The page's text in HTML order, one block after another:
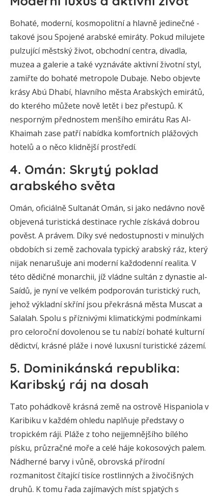
Bohaté, moderní, kosmopolitní a hlavně jedinečné -
takové jsou Spojené arabské emiráty. Pokud milujete
pulzující městský život, obchodní centra, divadla,
muzea a galerie a také vyznáváte aktivní životní styl,
zamiřte do bohaté metropole Dubaje. Nebo objevte
krásy Abú Dhabí, hlavního města Arabských emirátů,
do kterého můžete nově letět i bez přestupů. K
nesporným přednostem menšího emirátu Ras Al-
Khaimah zase patří nabídka komfortních plážových
hotelů a o něco klidnější prostředí.
4. Omán: Skrytý poklad
arabského světa
Omán, oficiálně Sultanát Omán, si jako nedávno nově
objevená turistická destinace rychle získává dobrou
pověst. A právem. Díky své nedostupnosti v minulých
obdobích si země zachovala typický arabský ráz, který
nijak nenarušuje ani moderní každodenní realita. V
této dědičné monarchii, jíž vládne sultán z dynastie al-
Saídů, je nyní ve velkém podporován turistický ruch,
jehož výkladní skříní jsou překrásná města Muscat a
Salalah. Spolu s příznivými klimatickými podmínkami
pro celoroční dovolenou se tu nabízí bohaté kulturní
dědictví, krásné pláže i nové luxusní turistické zázemí.
5. Dominikánská republika:
Karibský ráj na dosah
Tato pohádkově krásná země na ostrově Hispaniola v
Karibiku v každém ohledu naplňuje představy o
tropickém ráji. Pláže z toho nejjemnějšího bílého
písku, průzračné moře a celé háje kokosových palem.
Nádherné barvy i vůně, obrovská přírodní
rozmanitost čítající tisíce rostlinných a živočišných
druhů. K tomu řada zajímavých míst spjatých s